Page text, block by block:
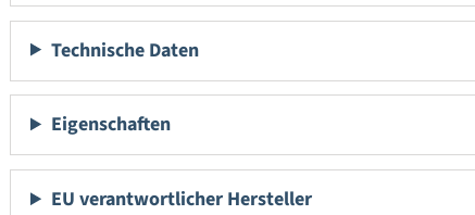
Technische Daten
Eigenschaften
EU verantwortlicher Hersteller